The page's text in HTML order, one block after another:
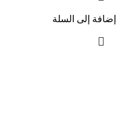
إضافة إلى السلة